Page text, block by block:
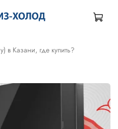
в Казани, где купить?